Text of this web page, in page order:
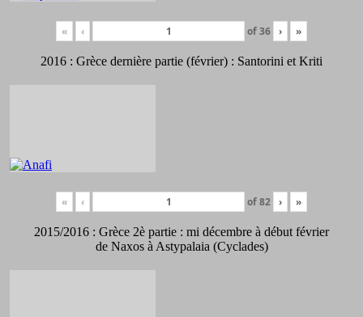
« ‹ of36 › »
2016 : Grèce dernière partie (février) : Santorini et Kriti
« ‹ of82 › »
2015/2016 : Grèce 2è partie : mi décembre à début février
de Naxos à Astypalaia (Cyclades)